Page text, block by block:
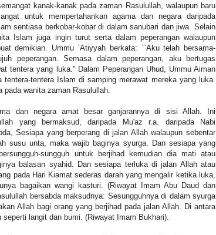
kanak-kanak pada zaman Rasulullah, walaupun baru
untuk mempertahankan agama dan negara daripada
sentiasa berkobar-kobar di dalam sanubari dan jiwa. Selain
Islam juga ingin turut serta dalam peperangan walaupun
demikian. Ummu `Atiyyah berkata: ``Aku telah bersama-
peperangan. Semasa dalam peperangan, aku bertugas
tentera yang luka.'' Dalam Peperangan Uhud, Ummu Aiman
tentera Islam di samping merawat mereka yang luka.
wanita zaman Rasulullah.
dan negara amat besar ganjarannya di sisi Allah. Ini
yang bermaksud, daripada Mu'az r.a. daripada Nabi
Sesiapa yang berperang di jalan Allah walaupun sebentar
susu unta, maka wajib baginya syurga. Dan sesiapa yang
sungguh untuk berjihad kemudian dia mati atau
balasan syahid. Dan sesiapa terluka di jalan Allah atau
pada Hari Kiamat sederas darah yang mengalir ketika luka,
bagaikan wangi kasturi. (Riwayat Imam Abu Daud dan
bersabda maksudnya: Sesungguhnya di dalam syurga
Allah bagi orang yang berjihad pada jalan Allah. Di antara
langit dan bumi. (Riwayat Imam Bukhari).